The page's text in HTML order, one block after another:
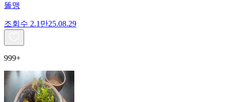
똘맹
조회수 2.1만25.08.29
999+